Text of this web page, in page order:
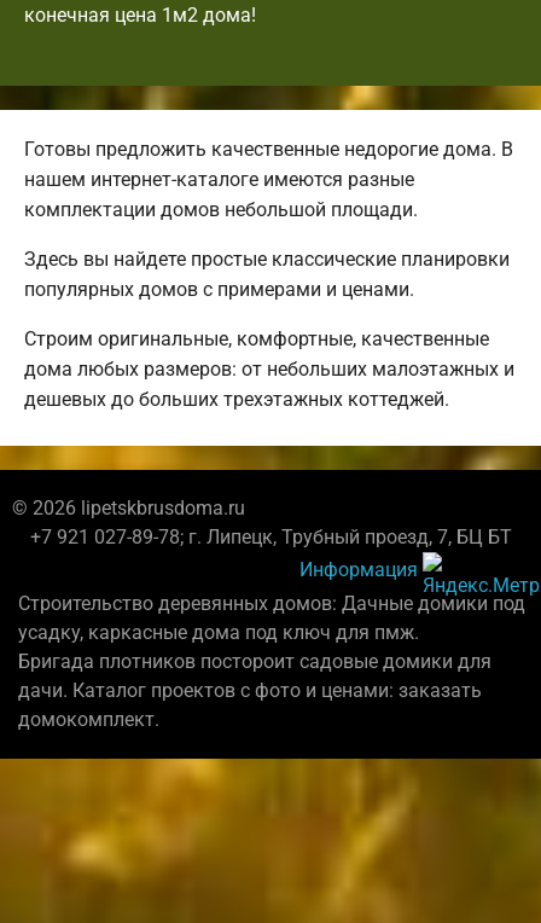
конечная цена 1м2 дома!
Готовы предложить качественные недорогие дома. В
нашем интернет-каталоге имеются разные
комплектации домов небольшой площади.
Здесь вы найдете простые классические планировки
популярных домов с примерами и ценами.
Строим оригинальные, комфортные, качественные
дома любых размеров: от небольших малоэтажных и
дешевых до больших трехэтажных коттеджей.
© 2026 lipetskbrusdoma.ru
+7 921 027-89-78; г. Липецк, Трубный проезд, 7, БЦ БТ
Информация
Строительство деревянных домов: Дачные домики под
усадку, каркасные дома под ключ для пмж.
Бригада плотников постороит садовые домики для
дачи. Каталог проектов с фото и ценами: заказать
домокомплект.